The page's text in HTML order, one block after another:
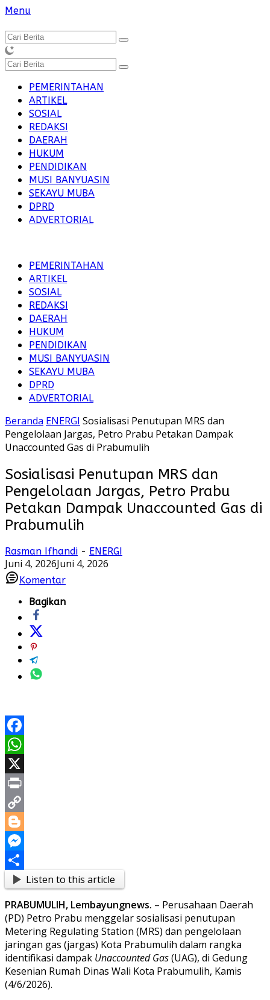
Langsung
konten
Menu
PEMERINTAHAN
ARTIKEL
SOSIAL
REDAKSI
DAERAH
HUKUM
PENDIDIKAN
MUSI BANYUASIN
SEKAYU MUBA
DPRD
ADVERTORIAL
PEMERINTAHAN
ARTIKEL
SOSIAL
REDAKSI
DAERAH
HUKUM
PENDIDIKAN
MUSI BANYUASIN
SEKAYU MUBA
DPRD
ADVERTORIAL
Beranda ENERGI Sosialisasi Penutupan MRS dan
Pengelolaan Jargas, Petro Prabu Petakan Dampak
Unaccounted Gas di Prabumulih
Sosialisasi Penutupan MRS dan
Pengelolaan Jargas, Petro Prabu
Petakan Dampak Unaccounted Gas di
Prabumulih
Rasman Ifhandi - ENERGI
Juni 4, 2026Juni 4, 2026
Komentar
Bagikan
Facebook
WhatsApp
X
Print
Copy
Link
Blogger
Messenger
ShareListen to this article
PRABUMULIH, Lembayungnews. – Perusahaan Daerah
(PD) Petro Prabu menggelar sosialisasi penutupan
Metering Regulating Station (MRS) dan pengelolaan
jaringan gas (jargas) Kota Prabumulih dalam rangka
identifikasi dampak Unaccounted Gas(UAG), di Gedung
Kesenian Rumah Dinas Wali Kota Prabumulih, Kamis
(4/6/2026).